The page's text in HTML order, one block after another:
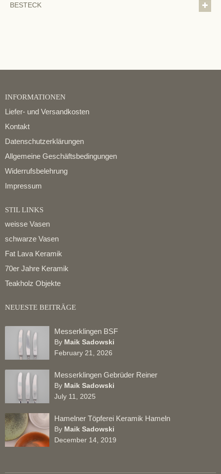
BESTECK
INFORMATIONEN
Liefer- und Versandkosten
Kontakt
Datenschutzerklärungen
Allgemeine Geschäftsbedingungen
Widerrufsbelehrung
Impressum
STIL LINKS
weisse Vasen
schwarze Vasen
Fat Lava Keramik
70er Jahre Keramik
Teakholz Objekte
NEUESTE BEITRÄGE
Messerklingen BSF
By Maik Sadowski
February 21, 2026
Messerklingen Gebrüder Reiner
By Maik Sadowski
July 11, 2025
Hamelner Töpferei Keramik Hameln
By Maik Sadowski
December 14, 2019